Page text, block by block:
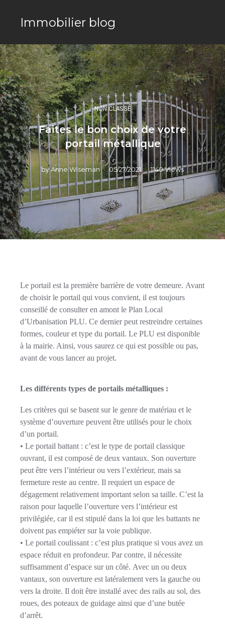
Immobilier blog
NON CLASSÉ
Faites le bon choix de votre
portail métallique
byAnne Wiseman 05/27/2021 1140 Views
Le portail est la première barrière de votre demeure. Avant
de choisir le portail qui vous convient, il est toujours
conseillé de consulter en amont le Plan Local
d’Urbanisation PLU. Ce dernier peut restreindre certaines
formes, couleur et type du portail. Le PLU est disponible
à la mairie. Ainsi, vous saurez ce qui est possible ou pas,
avant de vous lancer au projet.
Les différents types de portails métalliques :
Les critères qui se basent sur le genre de matériau et le
système d’ouverture peuvent être utilisés pour le choix
d’un portail.
• Le portail battant : c’est le type de portail classique
ouvrant, il est composé de deux vantaux. Son ouverture
peut être vers l’intérieur ou vers l’extérieur, mais sa
fermeture reste au centre. Il requiert un espace de
dégagement relativement important selon sa taille. C’est la
raison pour laquelle l’ouverture vers l’intérieur est
privilégiée, car il est stipulé dans la loi que les battants ne
doivent pas empiéter sur la voie publique.
• Le portail coulissant : c’est plus pratique si vous avez un
espace réduit en profondeur. Par contre, il nécessite
suffisamment d’espace sur un côté. Avec un ou deux
vantaux, son ouverture est latéralement vers la gauche ou
vers la droite. Il doit être installé avec des rails au sol, des
roues, des poteaux de guidage ainsi que d’une butée
d’arrêt.